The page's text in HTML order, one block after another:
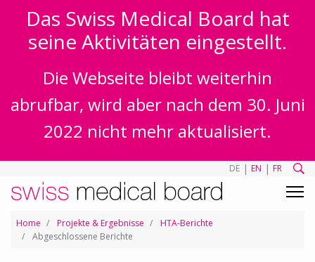
Das Swiss Medical Board hat
seine Aktivitäten eingestellt.
Die Webseite bleibt weiterhin
abrufbar, wird aber nach dem 30. Juni
2022 nicht mehr aktualisiert.
DE | EN | FR
Home Projekte & Ergebnisse
HTA-Berichte
Abgeschlossene Berichte